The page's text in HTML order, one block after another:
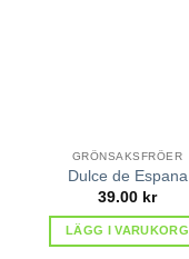
GRÖNSAKSFRÖER
Dulce de Espana
39.00 kr
LÄGG I VARUKORG